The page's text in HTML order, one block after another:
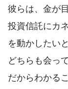
彼らは、金が
投資信託にカ
を動かしたい
どちらも会っ
だからわかる